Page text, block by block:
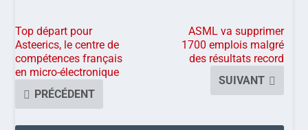
Top départ pour
Asteerics, le centre de
compétences français
en micro-électronique
PRÉCÉDENT
ASML va supprimer
1700 emplois malgré
des résultats record
SUIVANT